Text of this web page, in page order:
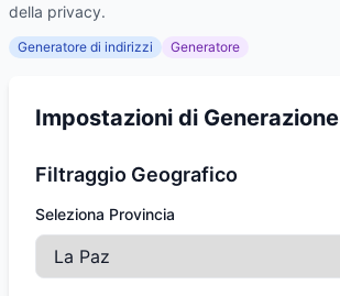
della privacy.
Generatore di indirizzi Generatore
Impostazioni di Generazione
Filtraggio Geografico
Seleziona Provincia